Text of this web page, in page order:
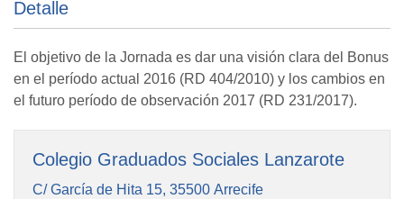
Detalle
El objetivo de la Jornada es dar una visión clara del Bonus
en el período actual 2016 (RD 404/2010) y los cambios en
el futuro período de observación 2017 (RD 231/2017).
Colegio Graduados Sociales Lanzarote
C/ García de Hita 15, 35500 Arrecife